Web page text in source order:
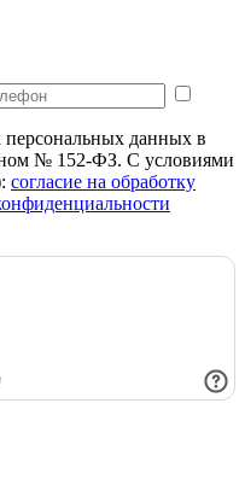
персональных данных в
№ 152-ФЗ. С условиями
cогласие на обработку